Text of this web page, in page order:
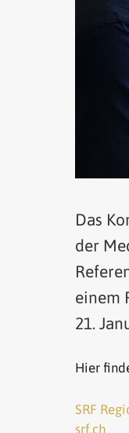
Das
der
einem
21.
Hier
SRF
srf.ch